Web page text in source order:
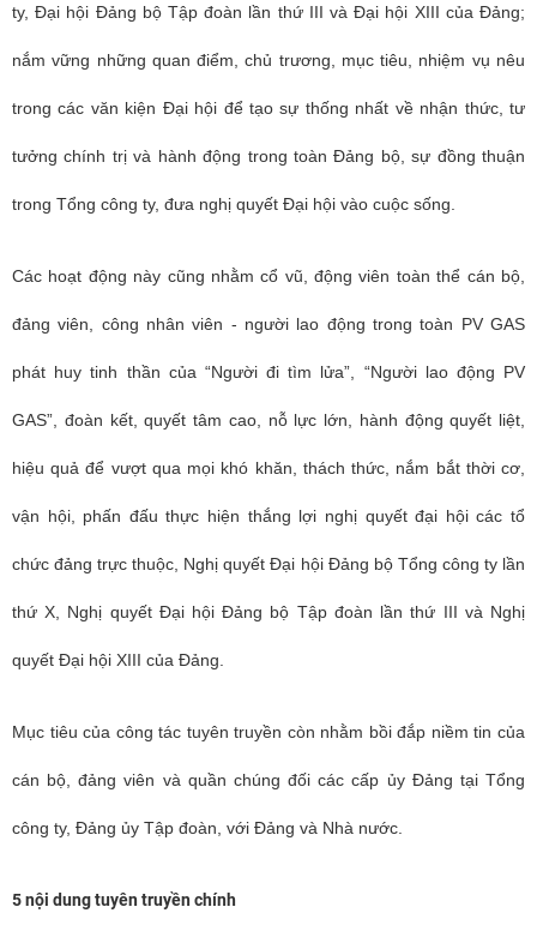
ty, Đại hội Đảng bộ Tập đoàn lần thứ III và Đại hội XIII của Đảng;
nắm vững những quan điểm, chủ trương, mục tiêu, nhiệm vụ nêu
trong các văn kiện Đại hội để tạo sự thống nhất về nhận thức, tư
tưởng chính trị và hành động trong toàn Đảng bộ, sự đồng thuận
trong Tổng công ty, đưa nghị quyết Đại hội vào cuộc sống.
Các hoạt động này cũng nhằm cổ vũ, động viên toàn thể cán bộ,
đảng viên, công nhân viên - người lao động trong toàn PV GAS
phát huy tinh thần của “Người đi tìm lửa”, “Người lao động PV
GAS”, đoàn kết, quyết tâm cao, nỗ lực lớn, hành động quyết liệt,
hiệu quả để vượt qua mọi khó khăn, thách thức, nắm bắt thời cơ,
vận hội, phấn đấu thực hiện thắng lợi nghị quyết đại hội các tổ
chức đảng trực thuộc, Nghị quyết Đại hội Đảng bộ Tổng công ty lần
thứ X, Nghị quyết Đại hội Đảng bộ Tập đoàn lần thứ III và Nghị
quyết Đại hội XIII của Đảng.
Mục tiêu của công tác tuyên truyền còn nhằm bồi đắp niềm tin của
cán bộ, đảng viên và quần chúng đối các cấp ủy Đảng tại Tổng
công ty, Đảng ủy Tập đoàn, với Đảng và Nhà nước.
5 nội dung tuyên truyền chính